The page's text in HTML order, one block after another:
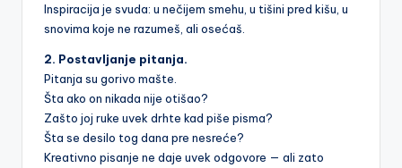
Inspiracija je svuda: u nečijem smehu, u tišini pred kišu, u
snovima koje ne razumeš, ali osećaš.
2. Postavljanje pitanja.
Pitanja su gorivo mašte.
Šta ako on nikada nije otišao?
Zašto joj ruke uvek drhte kad piše pisma?
Šta se desilo tog dana pre nesreće?
Kreativno pisanje ne daje uvek odgovore — ali zato